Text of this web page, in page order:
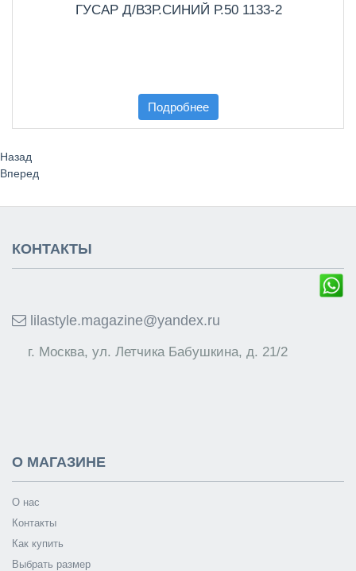
ГУСАР Д/ВЗР.СИНИЙ Р.50 1133-2
Подробнее
Назад
Вперед
КОНТАКТЫ
lilastyle.magazine@yandex.ru
г. Москва, ул. Летчика Бабушкина, д. 21/2
О МАГАЗИНЕ
О нас
Контакты
Как купить
Выбрать размер